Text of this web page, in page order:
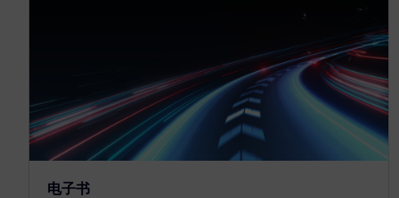
电子书